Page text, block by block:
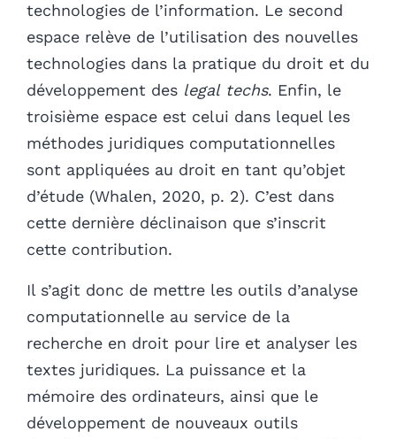
technologies de l’information. Le second
espace relève de l’utilisation des nouvelles
technologies dans la pratique du droit et du
développement des legal techs. Enfin, le
troisième espace est celui dans lequel les
méthodes juridiques computationnelles
sont appliquées au droit en tant qu’objet
d’étude (Whalen, 2020, p. 2). C’est dans
cette dernière déclinaison que s’inscrit
cette contribution.
Il s’agit donc de mettre les outils d’analyse
computationnelle au service de la
recherche en droit pour lire et analyser les
textes juridiques. La puissance et la
mémoire des ordinateurs, ainsi que le
développement de nouveaux outils